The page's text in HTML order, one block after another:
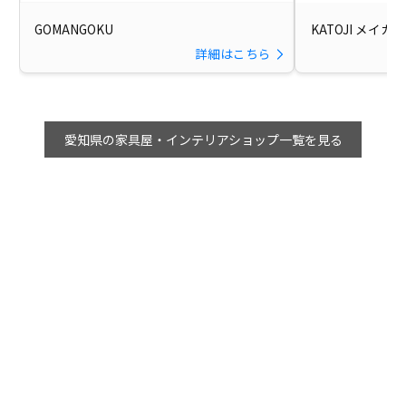
GOMANGOKU
詳細はこちら
KATOJI メイカ
愛知県の家具屋・インテリアショップ一覧を見る